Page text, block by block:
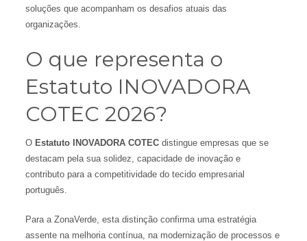
soluções que acompanham os desafios atuais das
organizações.
O que representa o
Estatuto INOVADORA
COTEC 2026?
O Estatuto INOVADORA COTEC distingue empresas que se
destacam pela sua solidez, capacidade de inovação e
contributo para a competitividade do tecido empresarial
português.
Para a ZonaVerde, esta distinção confirma uma estratégia
assente na melhoria contínua, na modernização de processos e